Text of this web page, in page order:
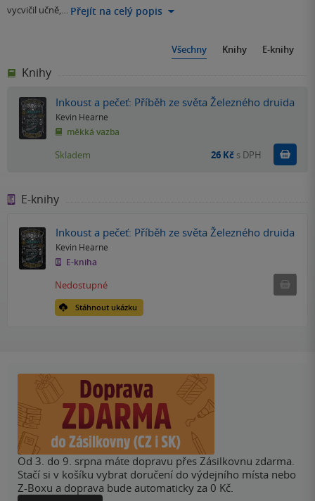
vycvičil učně,… Přejít na celý popis
Všechny Knihy E-knihy
Knihy
Inkoust a pečeť: Příběh ze světa Železného druida
Kevin Hearne
měkká vazba
Skladem 26 Kč s DPH
E-knihy
Inkoust a pečeť: Příběh ze světa Železného druida
Kevin Hearne
E-kniha
Stáhnout ukázku
Nedostupné
Od 3. do 9. srpna máte dopravu přes Zásilkovnu zdarma.
Stačí si v košíku vybrat doručení do výdejního místa nebo
Z-Boxu a doprava bude automaticky za 0 Kč.